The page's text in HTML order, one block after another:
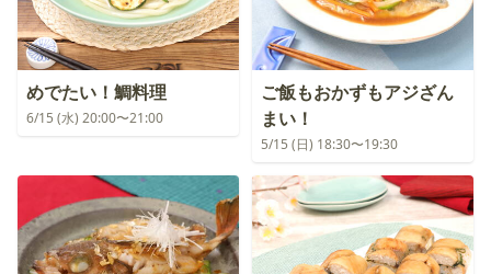
めでたい！鯛料理
6/15 (水) 20:00〜21:00
ご飯もおかずもアジざん
まい！
5/15 (日) 18:30〜19:30